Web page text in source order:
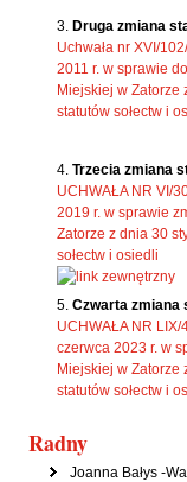
Druga zmiana
Uchwała nr XVI/
2011 r. w sprawie
Miejskiej w Zatorze
statutów sołectw i
Trzecia zmiana
UCHWAŁA NR VI/
2019 r. w sprawie
Zatorze z dnia 30
sołectw i osiedli
Czwarta
UCHWAŁA NR
czerwca 2023 r. w
Miejskiej w Zatorze
statutów sołectw i
Radny
Joanna Bałys -